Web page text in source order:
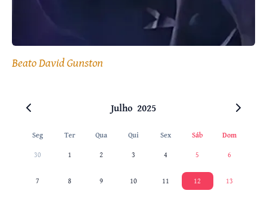
Beato David Gunston
Julho 2025
Seg Ter Qua Qui Sex Sáb
Dom
30
1 2 3 4 5 6
7 8 9 10 11 12 13